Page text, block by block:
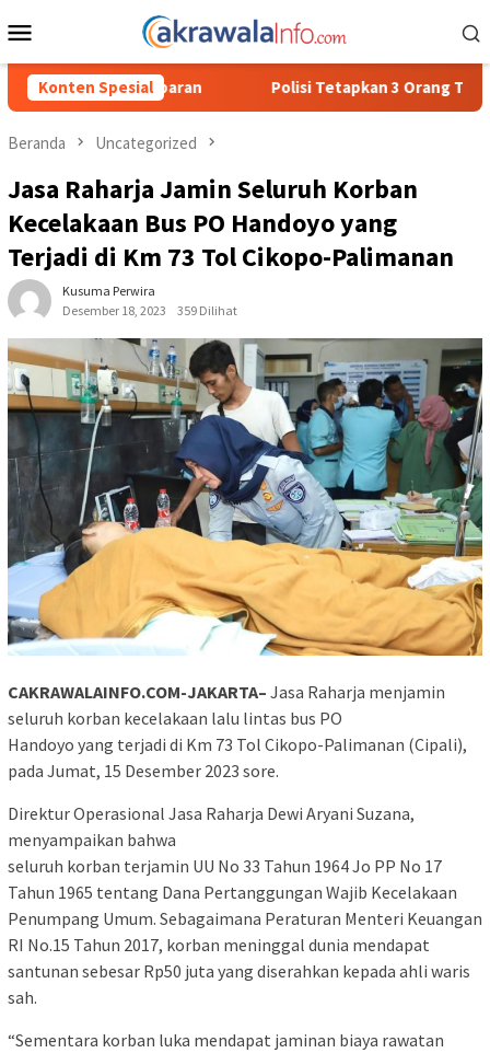
ke
Mobile
Konten Spesial
Polisi Tetapkan 3 Orang Tersangka Baru Kasus
Beranda Uncategorized
Jasa Raharja Jamin Seluruh Korban
Kecelakaan Bus PO Handoyo yang
Terjadi di Km 73 Tol Cikopo-Palimanan
Kusuma Perwira
Desember 18, 2023
359 Dilihat
CAKRAWALAINFO.COM-JAKARTA– Jasa Raharja menjamin
seluruh korban kecelakaan lalu lintas bus PO
Handoyo yang terjadi di Km 73 Tol Cikopo-Palimanan (Cipali),
pada Jumat, 15 Desember 2023 sore.
Direktur Operasional Jasa Raharja Dewi Aryani Suzana,
menyampaikan bahwa
seluruh korban terjamin UU No 33 Tahun 1964 Jo PP No 17
Tahun 1965 tentang Dana Pertanggungan Wajib Kecelakaan
Penumpang Umum. Sebagaimana Peraturan Menteri Keuangan
RI No.15 Tahun 2017, korban meninggal dunia mendapat
santunan sebesar Rp50 juta yang diserahkan kepada ahli waris
sah.
“Sementara korban luka mendapat jaminan biaya rawatan